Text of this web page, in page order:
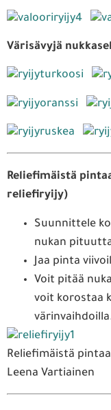
Värisävyjä
Reliefimäistä
reliefiryijy)
Suunnittele
nukan
Jaa pinta
Voit pitää
voit korostaa
Reliefimäistä
Leena Vartiainen